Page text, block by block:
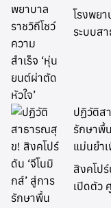
โรงพย
ระบบส
ปฏิวัติส
รักษาพื้
แม่นยำ
สิงคโป
เปิดตัว